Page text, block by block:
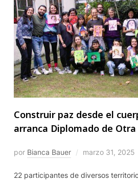
Construir paz desde el
arranca Diplomado de Otra
por Bianca Bauer marzo 31, 2025
22 participantes de diversos